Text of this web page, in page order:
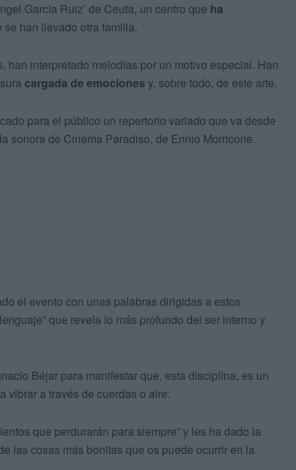
García Ruiz’ de Ceuta, un centro que ha
se han llevado otra familia.
han interpretado melodías por un motivo especial. Han
cargada de emociones y, sobre todo, de este arte.
para el público un repertorio variado que va desde
sonora de Cinema Paradiso, de Ennio Morricone.
el evento con unas palabras dirigidas a estos
que revela lo más profundo del ser interno y
Béjar para manifestar que, esta disciplina, es un
vibrar a través de cuerdas o aire.
que perdurarán para siempre” y les ha dado la
las cosas más bonitas que os puede ocurrir en la